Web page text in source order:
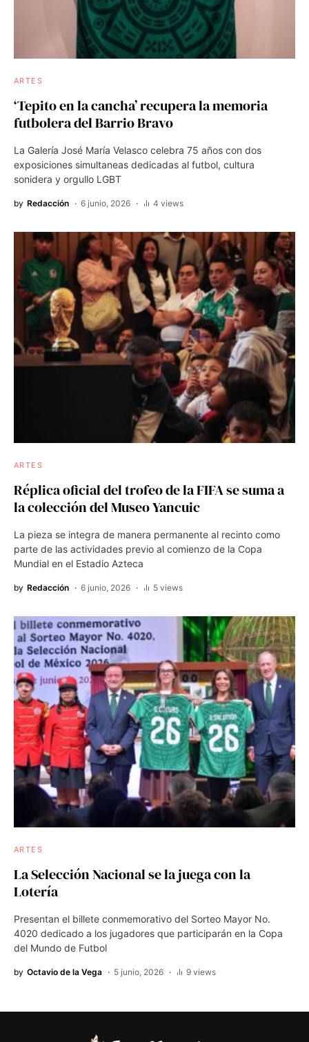
ARTES
‘Tepito en la cancha’ recupera la memoria
futbolera del Barrio Bravo
La Galería José María Velasco celebra 75 años con dos
exposiciones simultaneas dedicadas al futbol, cultura
sonidera y orgullo LGBT
by Redacción 6 junio, 2026 4 views
ARTES
Réplica oficial del trofeo de la FIFA se suma a
la colección del Museo Yancuic
La pieza se integra de manera permanente al recinto como
parte de las actividades previo al comienzo de la Copa
Mundial en el Estadio Azteca
by Redacción 6 junio, 2026 5 views
ARTES
La Selección Nacional se la juega con la
Lotería
Presentan el billete conmemorativo del Sorteo Mayor No.
4020 dedicado a los jugadores que participarán en la Copa
del Mundo de Futbol
by Octavio de la Vega 5 junio, 2026 9 views